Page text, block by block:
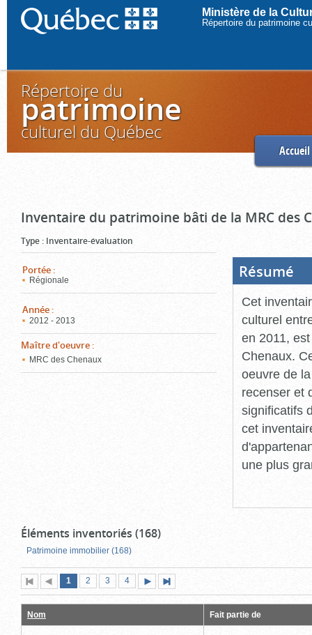
Ministère de la
Répertoire du patrimoine
Répertoire du
patrimoine
culturel du Québec
Accueil
Inventaire du patrimoine bâti de la MRC des
Type : Inventaire-évaluation
Portée :
Régionale
Année :
2012 - 2013
Maître d'oeuvre :
MRC des Chenaux
Résumé
Cet
culturel
en 2011,
Chenaux.
oeuvre de
recenser et
significatifs
cet
une plus
Éléments inventoriés (168)
Patrimoine immobilier (168)
Première
page
Page
précédente
Page
1 (page
actuelle)
Page
2 Page
3 Page
4
suivante
page
Nom Fait partie de